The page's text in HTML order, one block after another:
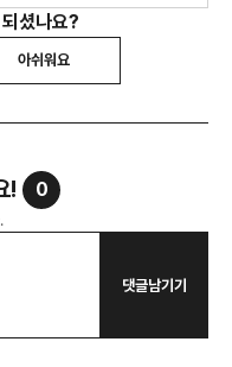
셨나요?
아쉬워요
! 0
댓글남기기